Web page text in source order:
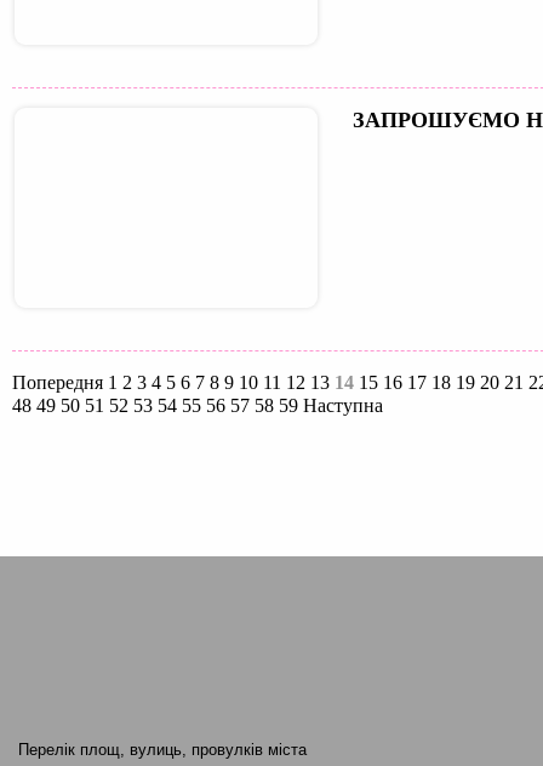
ЗАПРОШУЄМО
Попередня 1 2 3 4 5 6 7 8 9 10 11 12 13 14 15 16 17 18 19 20 21
48 49 50 51 52 53 54 55 56 57 58 59 Наступна
Перелік площ, вулиць, провулків міста